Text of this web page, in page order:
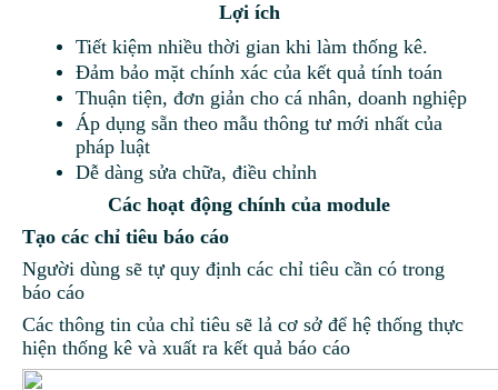
Lợi ích
Tiết kiệm nhiều thời gian khi làm thống kê.
Đảm bảo mặt chính xác của kết quả tính toán
Thuận tiện, đơn giản cho cá nhân, doanh nghiệp
Áp dụng sẵn theo mẫu thông tư mới nhất của
pháp luật
Dễ dàng sửa chữa, điều chỉnh
Các hoạt động chính của module
Tạo các chỉ tiêu báo cáo
Người dùng sẽ tự quy định các chỉ tiêu cần có trong
báo cáo
Các thông tin của chỉ tiêu sẽ lả cơ sở để hệ thống thực
hiện thống kê và xuất ra kết quả báo cáo